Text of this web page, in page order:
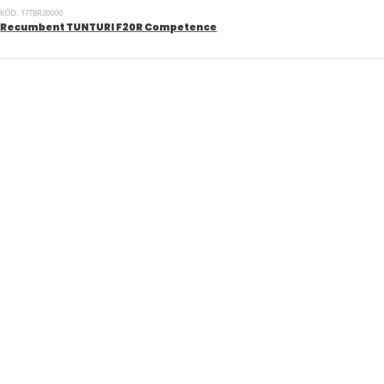
KÓD: 17TBR20000
Recumbent TUNTURI F20R Competence